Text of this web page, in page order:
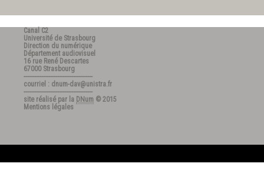
Canal C2
Université de Strasbourg
Direction du numérique
Département audiovisuel
16 rue René Descartes
67000 Strasbourg
---------------------------------------
courriel : dnum-dav@unistra.fr
---------------------------------------
site réalisé par la DNum © 2015
Mentions légales